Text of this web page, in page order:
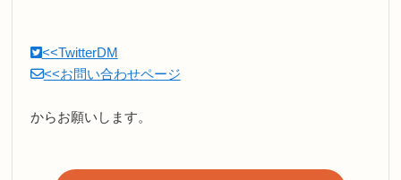
<<TwitterDM
<<お問い合わせページ
からお願いします。